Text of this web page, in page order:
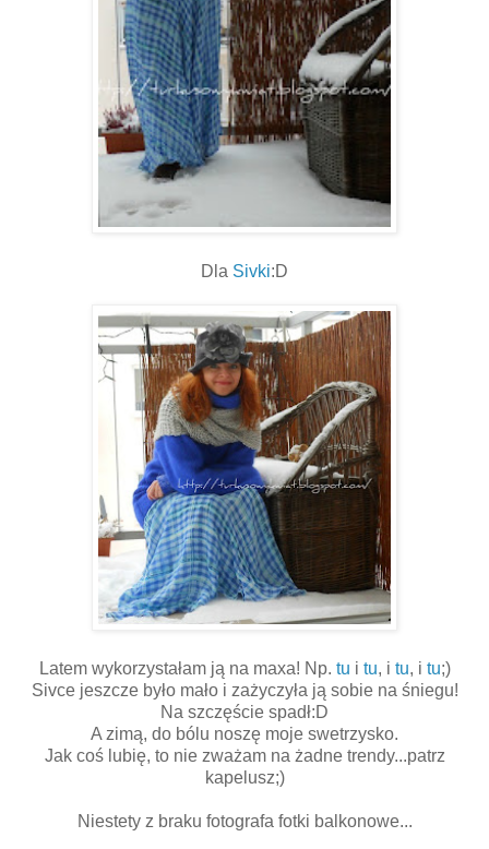
Dla Sivki:D
Latem wykorzystałam ją na maxa! Np. tu i tu, i tu, i tu;)
Sivce jeszcze było mało i zażyczyła ją sobie na śniegu!
Na szczęście spadł:D
A zimą, do bólu noszę moje swetrzysko.
Jak coś lubię, to nie zważam na żadne trendy...patrz
kapelusz;)
Niestety z braku fotografa fotki balkonowe...